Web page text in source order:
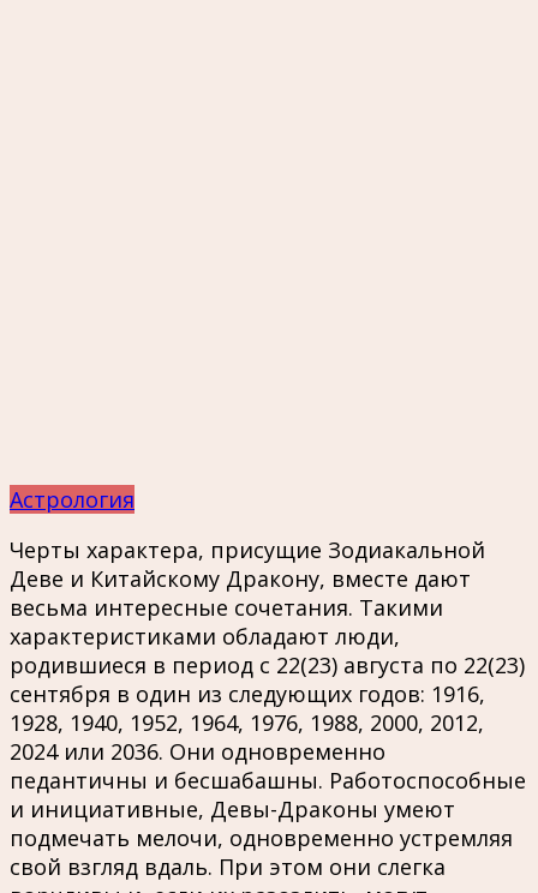
Астрология
Черты характера, присущие Зодиакальной
Деве и Китайскому Дракону, вместе дают
весьма интересные сочетания. Такими
характеристиками обладают люди,
родившиеся в период с 22(23) августа по 22(23)
сентября в один из следующих годов: 1916,
1928, 1940, 1952, 1964, 1976, 1988, 2000, 2012,
2024 или 2036. Они одновременно
педантичны и бесшабашны. Работоспособные
и инициативные, Девы-Драконы умеют
подмечать мелочи, одновременно устремляя
свой взгляд вдаль. При этом они слегка